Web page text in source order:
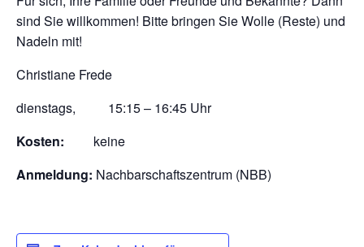
Nadeln mit!
Christiane Frede
dienstags, 15:15 – 16:45 Uhr
Kosten:
keine
Anmeldung:Nachbarschaftszentrum (NBB)